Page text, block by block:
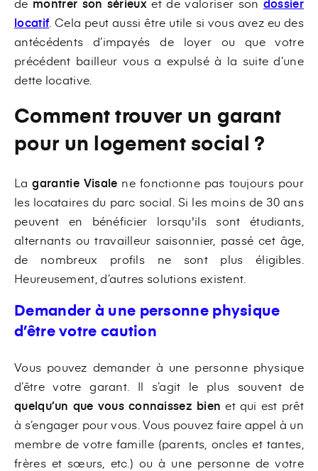
locatif . Cela peut aussi être utile si vous avez eu des
antécédents d’impayés de loyer ou que votre
précédent bailleur vous a expulsé à la suite d’une
dette locative.
Comment trouver un garant
pour un logement social ?
Lagarantie Visale ne fonctionne pas toujours pour
les locataires du parc social. Si les moins de 30 ans
peuvent en bénéficier lorsqu'ils sont étudiants,
alternants ou travailleur saisonnier, passé cet âge,
de nombreux profils ne sont plus éligibles.
Heureusement, d’autres solutions existent.
Demander à une personne physique
d’être votre caution
Vous pouvez demander à une personne physique
d’être votre garant. Il s’agit le plus souvent de
quelqu’un que vous connaissez bien et qui est prêt
à s’engager pour vous. Vous pouvez faire appel à un
membre de votre famille (parents, oncles et tantes,
frères et sœurs, etc.) ou à une personne de votre